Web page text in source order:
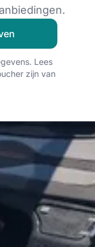
exclusieve
Lees
zijn van